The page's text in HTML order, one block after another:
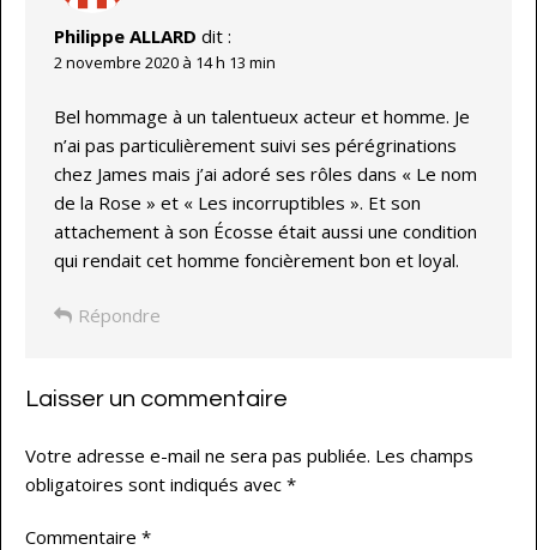
Philippe ALLARD dit :
2 novembre 2020 à 14 h 13 min
Bel hommage à un talentueux acteur et homme. Je
n’ai pas particulièrement suivi ses pérégrinations
chez James mais j’ai adoré ses rôles dans « Le nom
de la Rose » et « Les incorruptibles ». Et son
attachement à son Écosse était aussi une condition
qui rendait cet homme foncièrement bon et loyal.
Répondre
Laisser un commentaire
Votre adresse e-mail ne sera pas publiée. Les champs
obligatoires sont indiqués avec *
Commentaire *